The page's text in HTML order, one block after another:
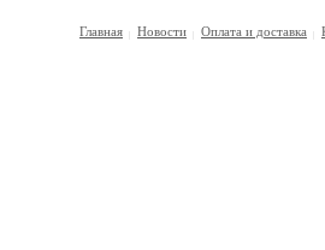
Главная Новости Оплата и доставка